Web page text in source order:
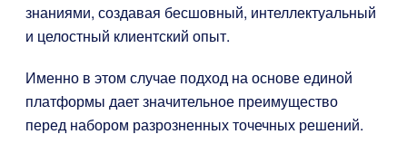
знаниями, создавая бесшовный, интеллектуальный
и целостный клиентский опыт.
Именно в этом случае подход на основе единой
платформы дает значительное преимущество
перед набором разрозненных точечных решений.